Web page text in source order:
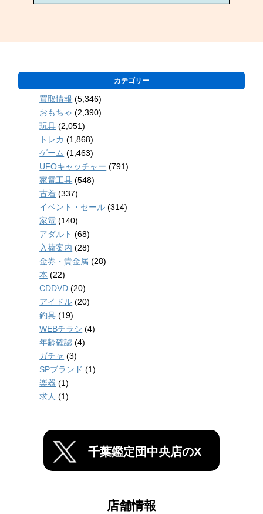
カテゴリー
買取情報 (5,346)
おもちゃ (2,390)
玩具 (2,051)
トレカ (1,868)
ゲーム (1,463)
UFOキャッチャー (791)
家電工具 (548)
古着 (337)
イベント・セール (314)
家電 (140)
アダルト (68)
入荷案内 (28)
金券・貴金属 (28)
本 (22)
CDDVD (20)
アイドル (20)
釣具 (19)
WEBチラシ (4)
年齢確認 (4)
ガチャ (3)
SPブランド (1)
楽器 (1)
求人 (1)
千葉鑑定団中央店のX
店舗情報